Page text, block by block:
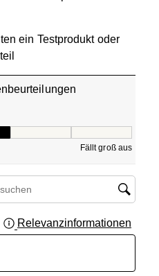
ein Testprodukt oder
Fällt groß aus
Suchregion
Relevanzinformationen